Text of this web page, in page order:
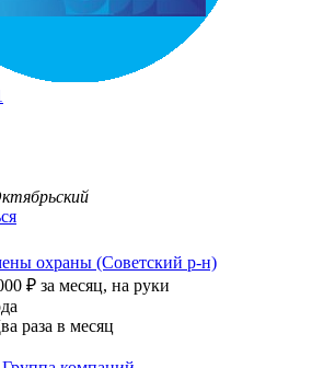
охраны (Советский р-н)
₽ за месяц, на руки
раза в месяц